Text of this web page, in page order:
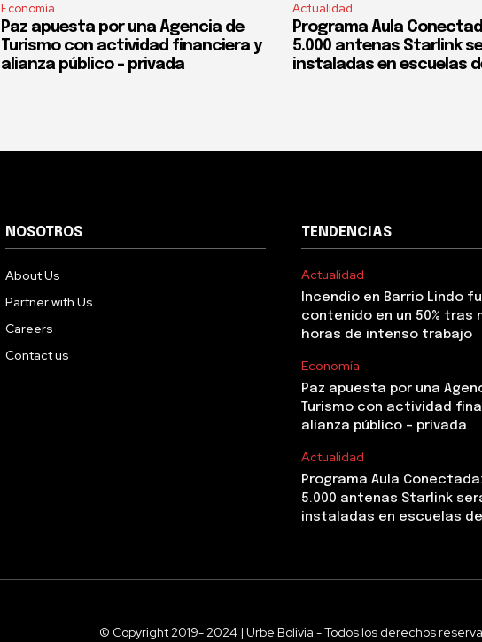
Economía
Paz apuesta por una Agencia de
Turismo con actividad financiera y
alianza público – privada
Actualidad
Programa Aula
5.000 antenas Starlink
instaladas en escuelas
NOSOTROS
About Us
Partner with Us
Careers
Contact us
TENDENCIAS
Actualidad
Incendio en Barrio Lindo
contenido en un 50% tras
horas de intenso trabajo
Economía
Paz apuesta por una
Turismo con actividad
alianza público – privada
Actualidad
Programa Aula
5.000 antenas Starlink
instaladas en escuelas
© Copyright 2019- 2024 | Urbe Bolivia - Todos los derechos